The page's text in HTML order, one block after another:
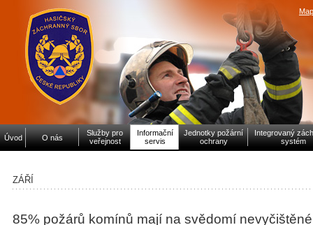
Úvod O nás
Služby pro
veřejnost
Informační
servis
Jednotky požární
ochrany
Integrovaný
systém
ZÁŘÍ
85% požárů komínů mají na svědomí